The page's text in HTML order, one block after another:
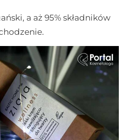
a aż 95% składników